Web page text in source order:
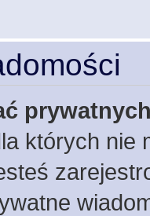
których nie